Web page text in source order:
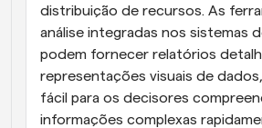
distribuição de recursos. As
análise integradas nos sistemas
podem fornecer relatórios
representações visuais de
fácil para os decisores
informações complexas